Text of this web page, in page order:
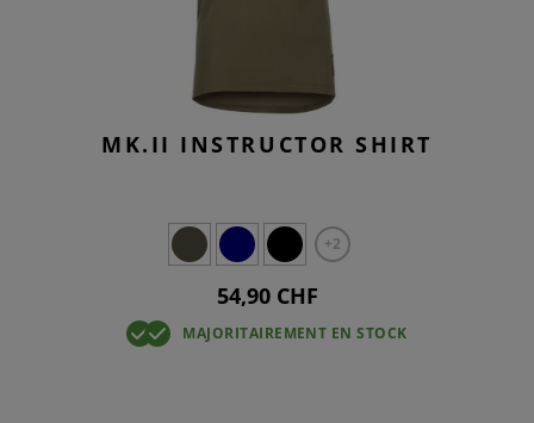
MK.II INSTRUCTOR SHIRT
+2
54,90 CHF
MAJORITAIREMENT EN STOCK